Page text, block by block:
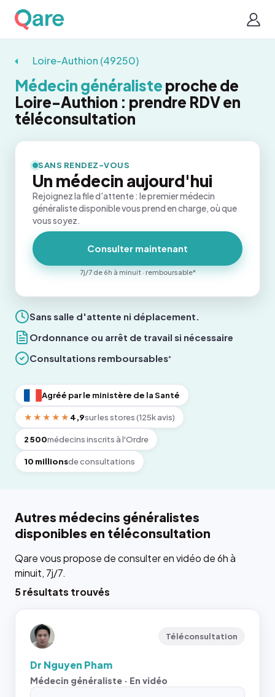
Loire-Authion (49250)
Médecin généraliste proche de
Loire-Authion : prendre RDV en
téléconsultation
Sans salle d'attente ni déplacement.
Ordonnance ou arrêt de travail si nécessaire
Consultations remboursables*
Agréé par le ministère de la Santé
★★★★★ 4,9sur les stores (125k avis)
2 500médecins inscrits à l'Ordre
10 millionsde consultations
SANS RENDEZ-VOUS
Un médecin aujourd'hui
Rejoignez la file d'attente : le premier médecin
généraliste disponible vous prend en charge, où que
vous soyez.
Consulter maintenant
7j/7 de 6h à minuit · remboursable*
Autres médecins généralistes
disponibles en téléconsultation
Qare vous propose de consulter en vidéo de 6h à
minuit, 7j/7.
5 résultats trouvés
Téléconsultation
Dr Nguyen Pham
Médecin généraliste · En vidéo